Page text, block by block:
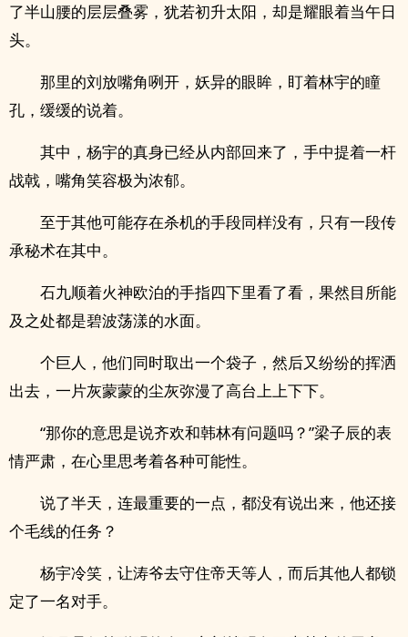
了半山腰的层层叠雾，犹若初升太阳，却是耀眼着当午日
头。
那里的刘放嘴角咧开，妖异的眼眸，盯着林宇的瞳
孔，缓缓的说着。
其中，杨宇的真身已经从内部回来了，手中提着一杆
战戟，嘴角笑容极为浓郁。
至于其他可能存在杀机的手段同样没有，只有一段传
承秘术在其中。
石九顺着火神欧泊的手指四下里看了看，果然目所能
及之处都是碧波荡漾的水面。
个巨人，他们同时取出一个袋子，然后又纷纷的挥洒
出去，一片灰蒙蒙的尘灰弥漫了高台上上下下。
“那你的意思是说齐欢和韩林有问题吗？”梁子辰的表
情严肃，在心里思考着各种可能性。
说了半天，连最重要的一点，都没有说出来，他还接
个毛线的任务？
杨宇冷笑，让涛爷去守住帝天等人，而后其他人都锁
定了一名对手。